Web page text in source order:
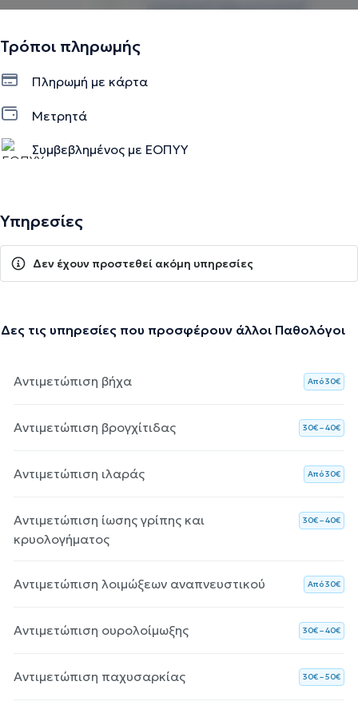
Τρόποι πληρωμής
Πληρωμή με κάρτα
Μετρητά
Συμβεβλημένος με ΕΟΠΥΥ
Υπηρεσίες
Δεν έχουν προστεθεί ακόμη υπηρεσίες
Δες τις υπηρεσίες που προσφέρουν άλλοι Παθολόγοι
Αντιμετώπιση βήχα Aπό 30€
Αντιμετώπιση βρογχίτιδας 30€ – 40€
Αντιμετώπιση ιλαράς Aπό 30€
Αντιμετώπιση ίωσης γρίπης και
κρυολογήματος
30€ – 40€
Αντιμετώπιση λοιμώξεων αναπνευστικού Aπό 30€
Αντιμετώπιση ουρολοίμωξης 30€ – 40€
Αντιμετώπιση παχυσαρκίας 30€ – 50€